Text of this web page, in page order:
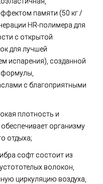
памяти (50 кг /
HR-полимера для
с открытой
для лучшей
испарения), созданной
формулы,
с благоприятными
плотность и
организму
отдыха;
софт состоит из
волокон,
циркуляцию воздуха,